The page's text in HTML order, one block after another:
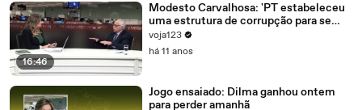
16:46
Modesto Carvalhosa: 'PT estabeleceu
uma estrutura de corrupção para se
manter no poder'
voja123
há 11 anos
Jogo ensaiado: Dilma ganhou ontem
para perder amanhã